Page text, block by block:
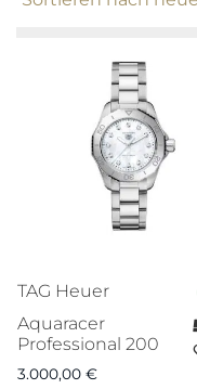
TAG Heuer
Aquaracer
Professional 200
3.000,00 €